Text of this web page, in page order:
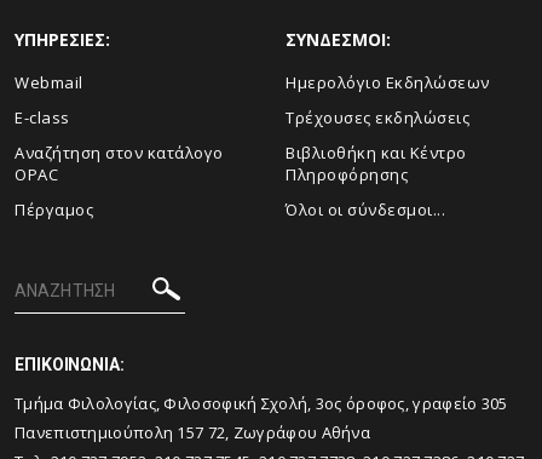
ΥΠΗΡΕΣΙΕΣ:
Webmail
E-class
Αναζήτηση στον κατάλογο
OPAC
Πέργαμος
ΣΥΝΔΕΣΜΟΙ:
Ημερολόγιο Εκδηλώσεων
Τρέχουσες εκδηλώσεις
Βιβλιοθήκη και Κέντρο
Πληροφόρησης
Όλοι οι σύνδεσμοι...
ΕΠΙΚΟΙΝΩΝΙΑ:
Tμήμα Φιλολογίας, Φιλοσοφική Σχολή, 3ος όροφος, γραφείο 305
Πανεπιστημιούπολη 157 72, Ζωγράφου Αθήνα